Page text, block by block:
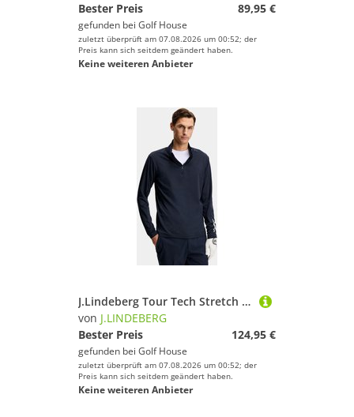
Bester Preis
89,95 €
gefunden bei Golf House
zuletzt überprüft am 07.08.2026 um 00:52; der
Preis kann sich seitdem geändert haben.
Keine weiteren Anbieter
J.Lindeberg Tour Tech Stretch Midlayer navy
von J.LINDEBERG
Bester Preis
124,95 €
gefunden bei Golf House
zuletzt überprüft am 07.08.2026 um 00:52; der
Preis kann sich seitdem geändert haben.
Keine weiteren Anbieter